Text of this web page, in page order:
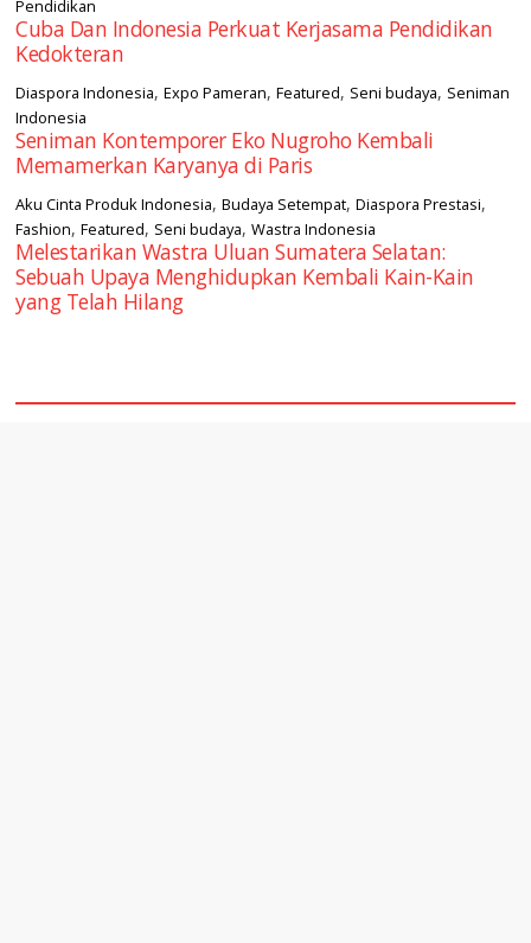
Pendidikan
Cuba Dan Indonesia Perkuat Kerjasama Pendidikan
Kedokteran
Diaspora Indonesia,Expo Pameran,Featured, Seni budaya, Seniman
Indonesia
Seniman Kontemporer Eko Nugroho Kembali
Memamerkan Karyanya di Paris
Aku Cinta Produk Indonesia,Budaya Setempat,Diaspora Prestasi,
Fashion,Featured, Seni budaya,Wastra Indonesia
Melestarikan Wastra Uluan Sumatera Selatan:
Sebuah Upaya Menghidupkan Kembali Kain-Kain
yang Telah Hilang